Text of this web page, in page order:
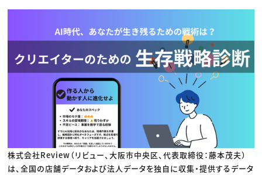
C＆R Magazine
ゲーム・エンタメ
広告
出版
CREATIVE VILLAGEからのお知らせ
プロフェッショナル×つながる×メディア
株式会社Review（リビュー、大阪市中央区、代表取締役：藤本茂夫）
は、全国の店舗データおよび法人データを独自に収集・提供するデータ